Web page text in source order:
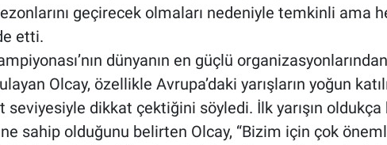
geçirecek olmaları nedeniyle temkinli ama
etti.
dünyanın en güçlü
Olcay, özellikle Avrupa’daki yarışların yoğun
seviyesiyle dikkat çektiğini söyledi. İlk yarışın oldukça
sahip olduğunu belirten Olcay, “Bizim için çok